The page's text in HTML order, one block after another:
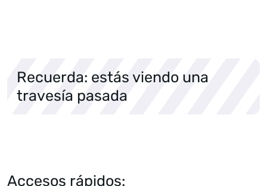
Recuerda: estás viendo una
travesía pasada
Accesos rápidos: